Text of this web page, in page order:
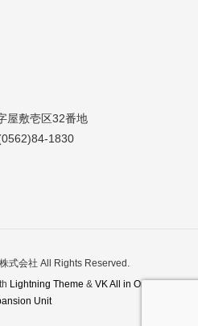
屋敷壱区32番地
1830
式会社 All Rights Reserved.
Lightning Theme & VK All in One
Unit